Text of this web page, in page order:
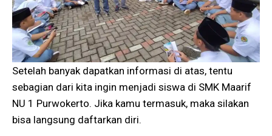
Setelah banyak dapatkan informasi di atas, tentu
sebagian dari kita ingin menjadi siswa di SMK Maarif
NU 1 Purwokerto. Jika kamu termasuk, maka silakan
bisa langsung daftarkan diri.